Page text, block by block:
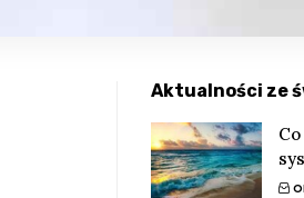
Aktualności ze